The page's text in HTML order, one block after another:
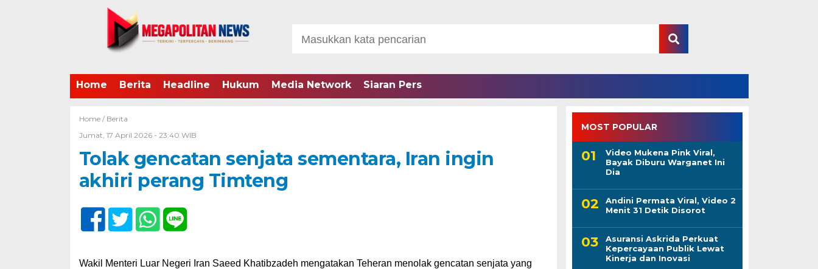
Home Berita Headline Hukum Media Network Siaran Pers
Home / Berita
Jumat, 17 April 2026 - 23:40 WIB
Tolak gencatan senjata sementara, Iran ingin
akhiri perang Timteng
Wakil Menteri Luar Negeri Iran Saeed Khatibzadeh mengatakan Teheran menolak gencatan senjata yang
MOST POPULAR
Video Mukena Pink Viral,
Bayak Diburu Warganet Ini
Dia
Andini Permata Viral, Video 2
Menit 31 Detik Disorot
Asuransi Askrida Perkuat
Kepercayaan Publik Lewat
Kinerja dan Inovasi